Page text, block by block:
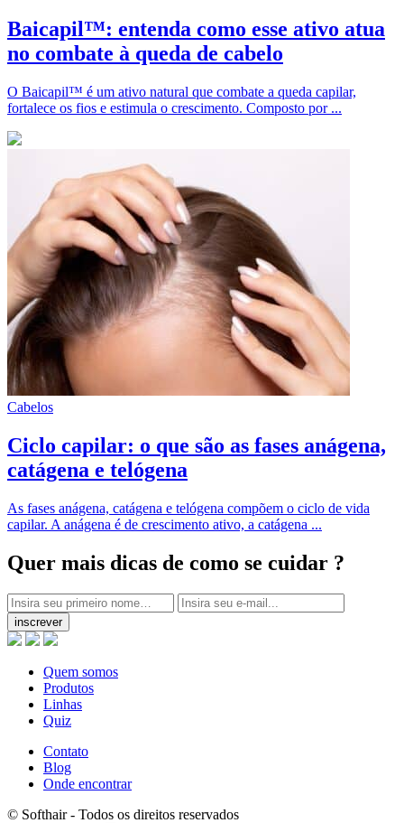
Baicapil™: entenda como esse ativo atua
no combate à queda de cabelo
O Baicapil™ é um ativo natural que combate a queda capilar,
fortalece os fios e estimula o crescimento. Composto por ...
Cabelos
Ciclo capilar: o que são as fases anágena,
catágena e telógena
As fases anágena, catágena e telógena compõem o ciclo de vida
capilar. A anágena é de crescimento ativo, a catágena ...
Quer mais dicas de como se cuidar ?
inscrever
Quem somos
Produtos
Linhas
Quiz
Contato
Blog
Onde encontrar
© Softhair - Todos os direitos reservados